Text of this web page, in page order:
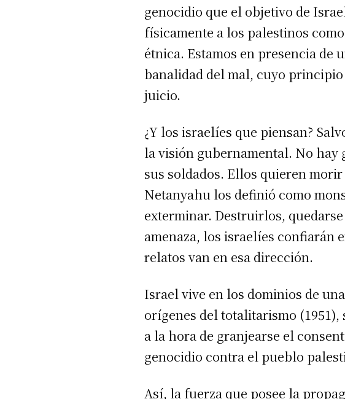
genocidio que el objetivo de
físicamente a los palestinos
étnica. Estamos en presencia
banalidad del mal, cuyo
juicio.
¿Y los israelíes que piensan?
la visión gubernamental. No hay
sus soldados. Ellos quieren
Netanyahu los definió como
exterminar. Destruirlos,
amenaza, los israelíes confiarán
relatos van en esa dirección.
Israel vive en los dominios de
orígenes del totalitarismo
a la hora de granjearse el
genocidio contra el pueblo
Así, la fuerza que posee la